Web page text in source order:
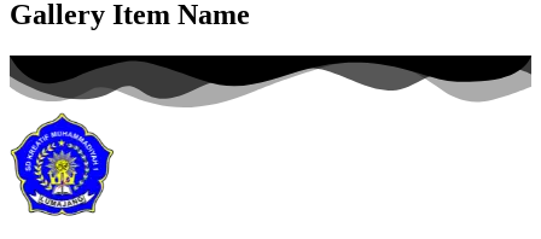
Gallery Item Name